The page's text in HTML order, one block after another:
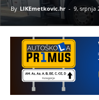
By LIKEmetkovic.hr - 9. srpnja